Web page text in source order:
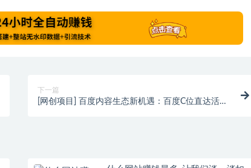
下一篇
[网创项目] 百度内容生态新机遇：百度C位直达活